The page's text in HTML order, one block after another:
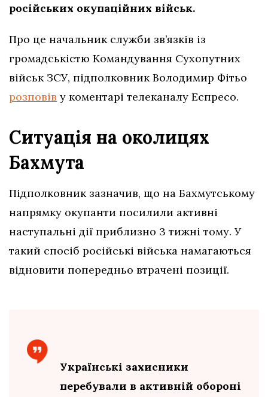
російських окупаційних військ.
Про це начальник служби зв’язків із
громадськістю Командування Сухопутних
військ ЗСУ, підполковник Володимир Фітьо
розповів у коментарі телеканалу Еспресо.
Ситуація на околицях
Бахмута
Підполковник зазначив, що на Бахмутському
напрямку окупанти посилили активні
наступальні дії приблизно 3 тижні тому. У
такий спосіб російські війська намагаються
відновити попередньо втрачені позиції.
Українські захисники
перебували в активній обороні